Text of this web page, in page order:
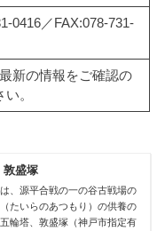
0416／FAX:078-731-
新の情報をご確認の
。
敦盛塚
、源平合戦の一の谷古戦場の
たいらのあつもり）の供養の
輪塔、敦盛塚（神戸市指定有